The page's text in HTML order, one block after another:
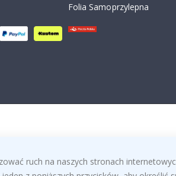
Folia Samoprzylepna
ruch na naszych stronach